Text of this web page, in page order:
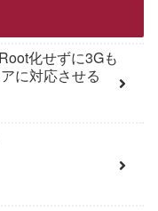
化せずに3Gも
に対応させる